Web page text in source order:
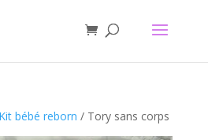
Kit bébé reborn / Tory sans corps